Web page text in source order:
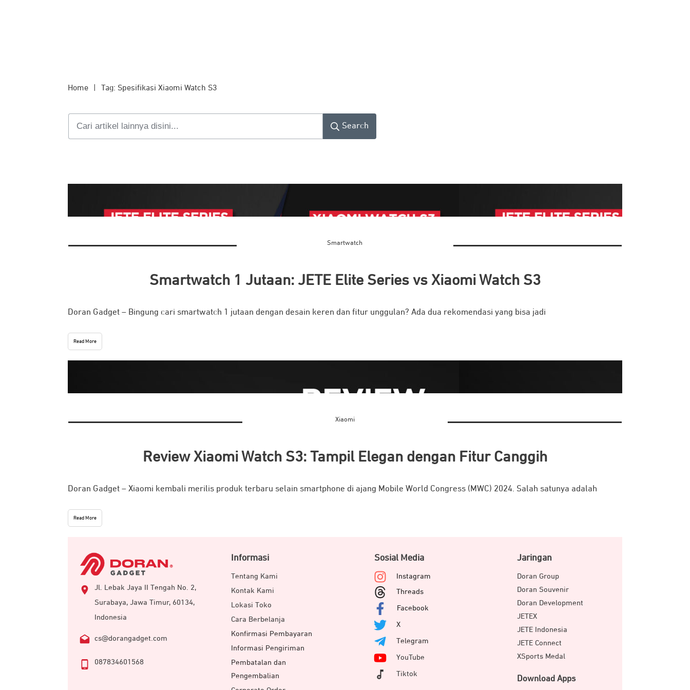
Home Tag: Spesifikasi Xiaomi Watch S3
Search
Smartwatch
Smartwatch 1 Jutaan: JETE Elite Series vs Xiaomi Watch S3
Doran Gadget – Bingung cari smartwatch 1 jutaan dengan desain keren dan fitur unggulan? Ada dua rekomendasi yang bisa jadi
Read More
Xiaomi
Review Xiaomi Watch S3: Tampil Elegan dengan Fitur Canggih
Doran Gadget – Xiaomi kembali merilis produk terbaru selain smartphone di ajang Mobile World Congress (MWC) 2024. Salah satunya adalah
Read More
Jl. Lebak Jaya II Tengah No. 2,
Surabaya, Jawa Timur, 60134,
Indonesia
cs@dorangadget.com
087834601568
Informasi
Tentang Kami
Kontak Kami
Lokasi Toko
Cara Berbelanja
Konfirmasi Pembayaran
Informasi Pengiriman
Pembatalan dan
Pengembalian
Sosial Media
Instagram
Threads
Facebook
X
Telegram
YouTube
Tiktok
Jaringan
Doran Group
Doran Souvenir
Doran Development
JETEX
JETE Indonesia
JETE Connect
XSports Medal
Download Apps